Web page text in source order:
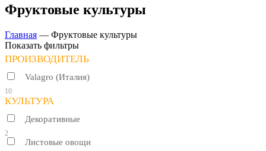
Фруктовые культуры
Главная — Фруктовые культуры
Показать фильтры
ПРОИЗВОДИТЕЛЬ
Valagro (Италия)
10
КУЛЬТУРА
Декоративные
2
Листовые овощи